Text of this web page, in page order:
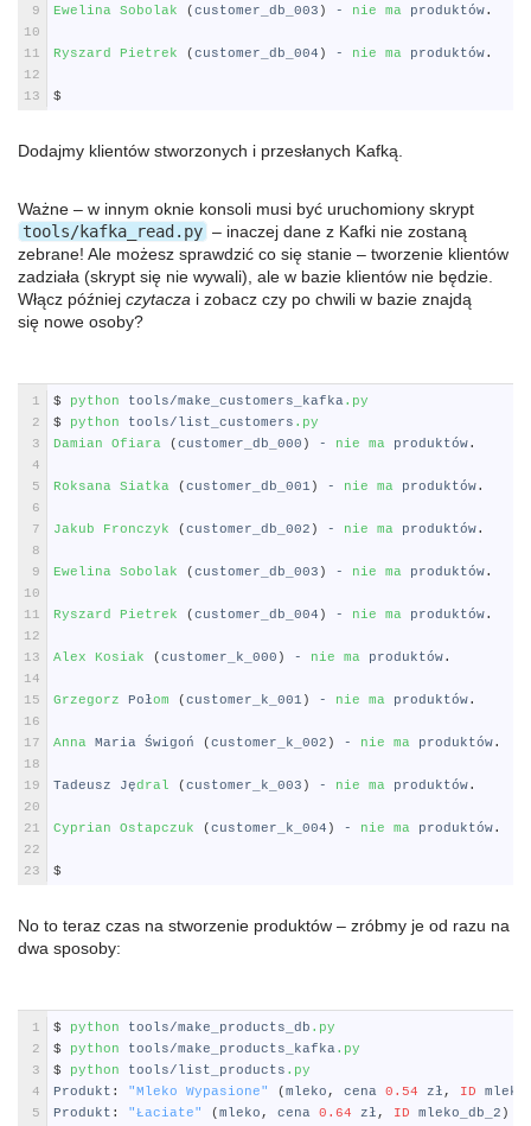
9
10
11
12
13
Ewelina Sobolak (customer_db_003 ) - nie ma produktów.
Ryszard Pietrek (customer_db_004 ) - nie ma produktów.
$
Dodajmy klientów stworzonych i przesłanych Kafką.
Ważne – w innym oknie konsoli musi być uruchomiony skrypt
tools/kafka_read.py – inaczej dane z Kafki nie zostaną
zebrane! Ale możesz sprawdzić co się stanie – tworzenie klientów
zadziała (skrypt się nie wywali), ale w bazie klientów nie będzie.
Włącz później czytacza i zobacz czy po chwili w bazie znajdą
się nowe osoby?
1
2
3
4
5
6
7
8
9
10
11
12
13
14
15
16
17
18
19
20
21
22
23
$ python tools/make_customers_kafka.py
$
python tools/list_customers .py
Damian Ofiara (customer_db_000 ) - nie ma produktów.
Roksana Siatka (customer_db_001 ) - nie ma produktów.
Jakub Fronczyk (customer_db_002 ) - nie ma produktów.
Ewelina Sobolak (customer_db_003 ) - nie ma produktów.
Ryszard Pietrek (customer_db_004 ) - nie ma produktów.
Alex Kosiak (customer_k_000 ) - nie ma produktów.
Grzegorz Połom (customer_k_001 ) - nie ma produktów.
Anna Maria Świgoń (customer_k_002 ) - nie ma produktów.
Tadeusz Jędral (customer_k_003 ) - nie ma produktów.
Cyprian Ostapczuk (customer_k_004 ) - nie ma produktów.
$
No to teraz czas na stworzenie produktów – zróbmy je od razu na
dwa sposoby:
1
2
3
4
5
$ python tools/make_products_db .py
$
python tools/make_products_kafka.py
$
python tools/list_products .py
Produkt : "Mleko Wypasione" (mleko , cena 0.54 zł , ID
Produkt : "Łaciate" (mleko , cena 0.64 zł , ID mleko_db_2 )